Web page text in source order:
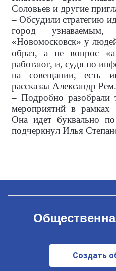
Соловьев и другие
– Обсудили стратегию
город
«Новомосковск» у
образ, а не вопрос
работают, и, судя по
на совещании, есть
рассказал Александр Рем.
– Подробно разобрали
мероприятий в
Она идет буквально
подчеркнул Илья
Создать